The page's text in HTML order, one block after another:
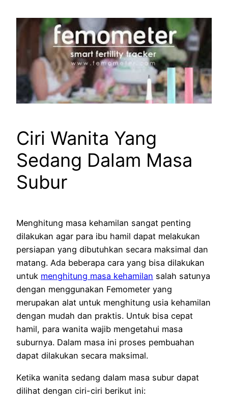
Ciri Wanita Yang
Sedang Dalam Masa
Subur
Menghitung masa kehamilan sangat penting
dilakukan agar para ibu hamil dapat melakukan
persiapan yang dibutuhkan secara maksimal dan
matang. Ada beberapa cara yang bisa dilakukan
untuk menghitung masa kehamilan salah satunya
dengan menggunakan Femometer yang
merupakan alat untuk menghitung usia kehamilan
dengan mudah dan praktis. Untuk bisa cepat
hamil, para wanita wajib mengetahui masa
suburnya. Dalam masa ini proses pembuahan
dapat dilakukan secara maksimal.
Ketika wanita sedang dalam masa subur dapat
dilihat dengan ciri-ciri berikut ini: